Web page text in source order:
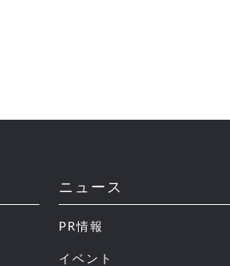
ニュース
PR情報
イベント